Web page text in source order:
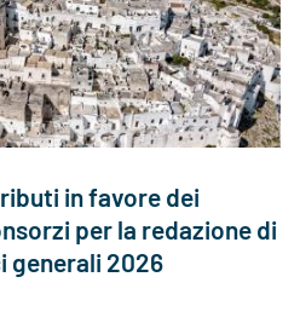
in favore dei
per la redazione di
generali 2026